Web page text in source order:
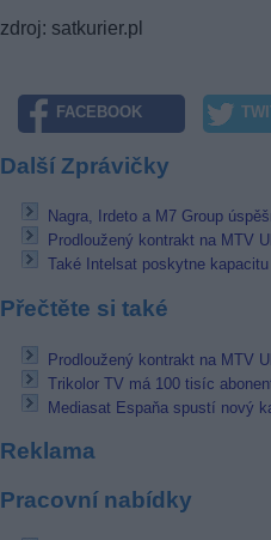
zdroj: satkurier.pl
FACEBOOK
Další Zprávičky
Nagra, Irdeto a M7 Group
Prodloužený kontrakt na MTV
Také Intelsat poskytne
Přečtěte si také
Prodloužený kontrakt na MTV
Trikolor TV má 100 tisíc
Mediasat Espaňa spustí nový
Reklama
Pracovní nabídky